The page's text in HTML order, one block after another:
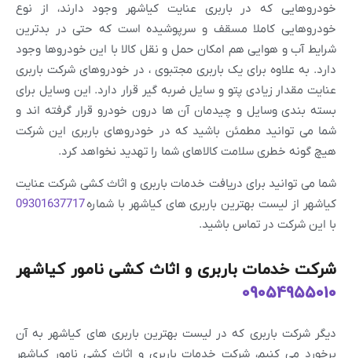
خودروهایی که در باربری عنایت کیاشهر وجود دارند، از نوع
خودروهایی کاملا مسقف و سرپوشیده است که حتی در بدترین
شرایط آب و هوایی هم امکان حمل و نقل کالا با این خودروها وجود
دارد. به علاوه برای یک باربری مجتبوی ، در خودروهای شرکت باربری
عنایت مقدار زیادی پتو و سایل ضربه گیر قرار دارد. این وسایل برای
بسته بندی وسایل و چیدمان آن ها درون خودرو قرار گرفته اند و
شما می توانید مطمئن باشید که در خودروهای باربری این شرکت
هیچ گونه خطری سلامت کالاهای شما را تهدید نخواهد کرد.
شما می توانید برای دریافت خدمات باربری و اثاث کشی شرکت عنایت
کیاشهر از لیست بهترین باربری های کیاشهر با شماره09301637717
با این شرکت در تماس باشید.
شرکت خدمات باربری و اثاث کشی نامور کیاشهر
09054955010
دیگر شرکت باربری که در لیست بهترین باربری های کیاشهر به آن
برخورد می کنیم، شرکت خدمات باربری و اثاث کشی نامور کیاشهر